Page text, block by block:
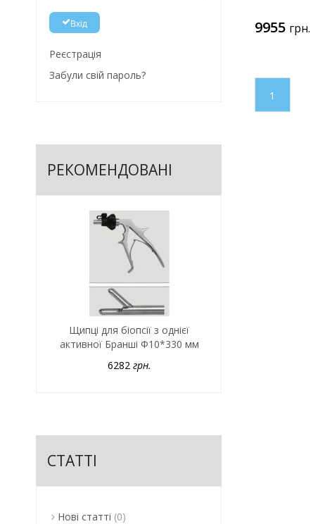
9955 грн.
1
Вхід
Реєстрація
Забули свій пароль?
РЕКОМЕНДОВАНІ
Щипці для біопсії з однієї
активної Бранші Ф10*330 мм
6282 грн.
СТАТТІ
Нові статті (0)